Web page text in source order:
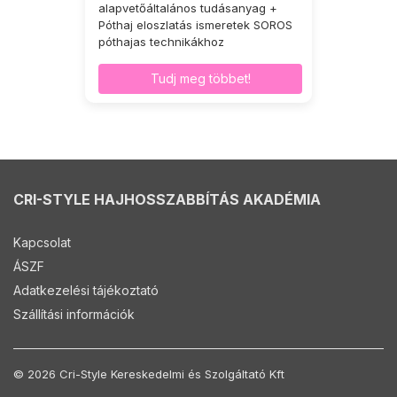
alapvetőáltalános tudásanyag +
Póthaj eloszlatás ismeretek SOROS
póthajas technikákhoz
Tudj meg többet!
CRI-STYLE HAJHOSSZABBÍTÁS AKADÉMIA
Kapcsolat
ÁSZF
Adatkezelési tájékoztató
Szállítási információk
© 2026 Cri-Style Kereskedelmi és Szolgáltató Kft